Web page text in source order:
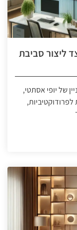
ליצור סביבת
של יופי אסתטי,